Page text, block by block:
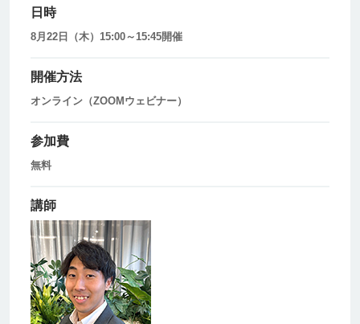
日時
8月22日（木）15:00～15:45開催
開催方法
オンライン（ZOOMウェビナー）
参加費
無料
講師